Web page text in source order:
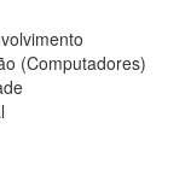
(Computadores)